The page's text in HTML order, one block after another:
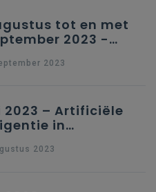
tot en met
2023 -
2023
2023 – Artificiële
in
2023